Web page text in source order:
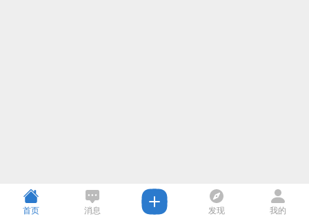
首页 消息 发现 我的